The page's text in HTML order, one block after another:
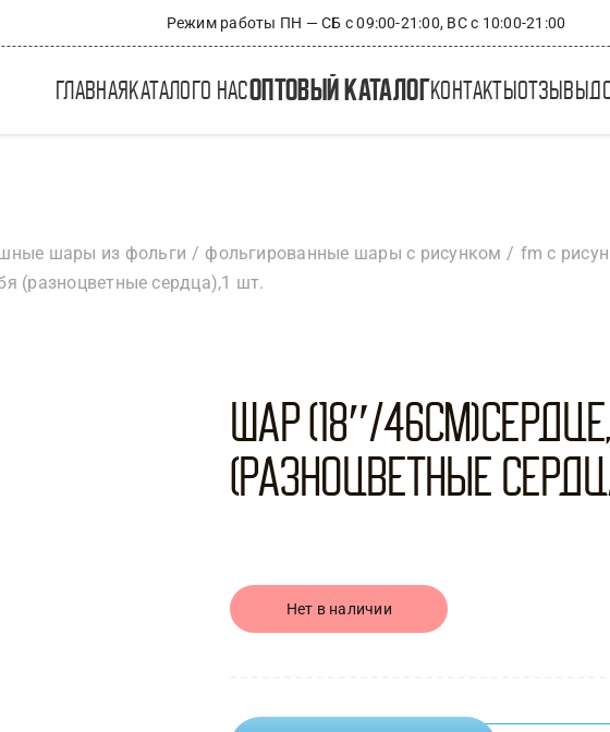
Режим работы ПН — СБ с 09:00-21:00, ВС с 10:00-21:00
главная каталого насоптовый каталогконтакты отзывы
шары из фольги фольгированные шары с рисунком
fm с
(разноцветные сердца),1 шт.
Шар (18″/
(разноцветные
Нет в наличии